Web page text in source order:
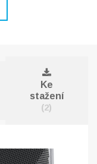
Ke
stažení
(2)